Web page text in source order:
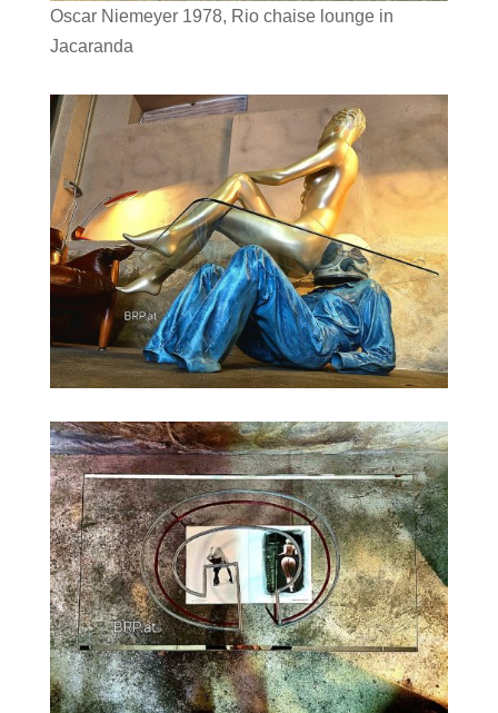
Oscar Niemeyer 1978, Rio chaise lounge in
Jacaranda